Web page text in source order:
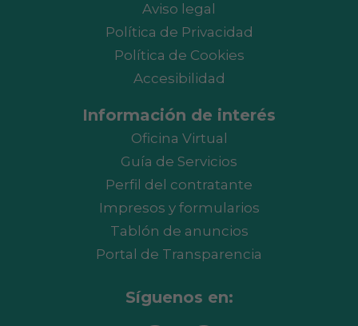
Aviso legal
Política de Privacidad
Política de Cookies
Accesibilidad
Información de interés
Oficina Virtual
Guía de Servicios
Perfil del contratante
Impresos y formularios
Tablón de anuncios
Portal de Transparencia
Síguenos en: